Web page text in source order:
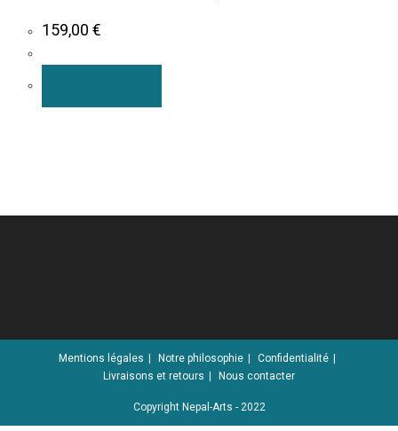
159,00€
Mentions légales Notre philosophie
Confidentialité
Livraisons et retours
Nous contacter
Copyright Nepal-Arts - 2022